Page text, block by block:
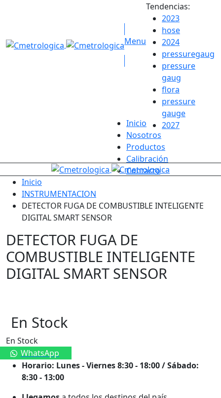
Menu
Tendencias:
2023
hose
2024
pressuregaug
pressure
gaug
flora
pressure
gauge
2027
Inicio
Nosotros
Productos
Calibración
Contacto
Inicio
INSTRUMENTACION
DETECTOR FUGA DE COMBUSTIBLE INTELIGENTE
DIGITAL SMART SENSOR
DETECTOR FUGA DE
COMBUSTIBLE INTELIGENTE
DIGITAL SMART SENSOR
En Stock
En Stock
WhatsApp
Horario: Lunes - Viernes 8:30 - 18:00 / Sábado:
8:30 - 13:00